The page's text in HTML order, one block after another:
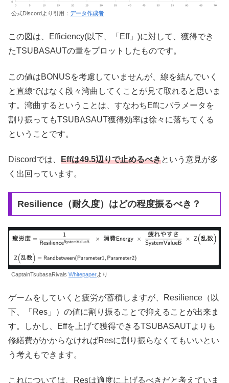
公式Discordより引用： データ作成者
この図は、Efficiency(以下、「Eff」)に対して、獲得でき
たTSUBASAUTの量をプロットしたものです。
この値はBONUSを考慮していませんが、線を結んでいく
と直線ではなく段々湾曲してくことが見て取れると思いま
す。湾曲するということは、すなわちEffにパラメータを
割り振ってもTSUBASAUT獲得効率は徐々に落ちてくる
ということです。
Discordでは、 Effは49.5辺りで止めるべきという意見が多
く出回っています。
Resilience（耐久度）はどの程度振るべき？
CaptainTsubasaRivals Whitepaperより
ゲームをしていくと疲労が蓄積しますが、Resilience（以
下、「Res」）の値に割り振ることで抑えることが出来ま
す。しかし、Effを上げて獲得できるTSUBASAUTよりも
修繕費がかからなければResに割り振らなくてもいいとい
う考えもできます。
これについては、Resは適度に上げるべきだと考えていま